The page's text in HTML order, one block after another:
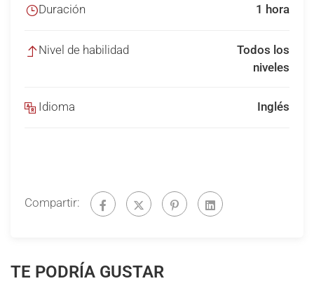
Duración 1 hora
Nivel de habilidad
Todos los
niveles
Idioma Inglés
Compartir:
TE PODRÍA GUSTAR